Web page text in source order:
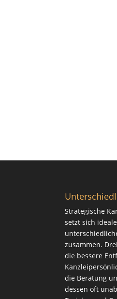
Strategische
setzt sich
zusammen.
die bessere
die Beratung
dessen oft